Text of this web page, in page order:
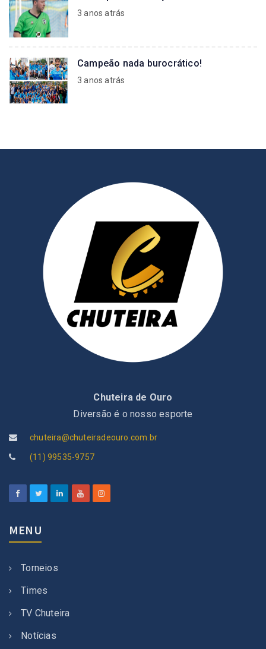
3 anos atrás
Campeão nada burocrático!
3 anos atrás
Chuteira de Ouro
Diversão é o nosso esporte
chuteira@chuteiradeouro.com.br
(11) 99535-9757
MENU
Torneios
Times
TV Chuteira
Notícias